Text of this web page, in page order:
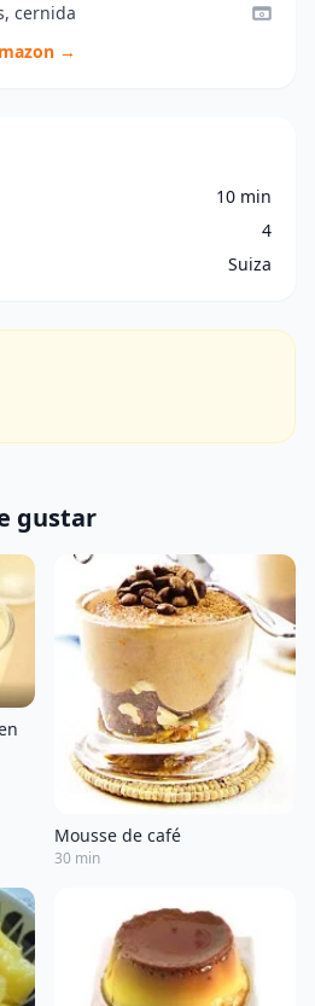
cernida
→
10 min
4
Suiza
gustar
Mousse de café
30 min